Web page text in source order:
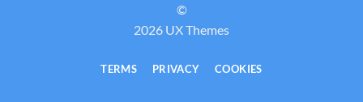
©
2026 UX Themes
TERMS PRIVACY COOKIES